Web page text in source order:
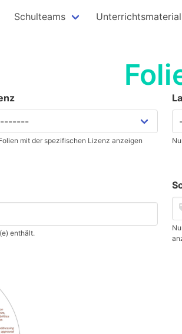
Schulteams
mit der spezifischen Lizenz anzeigen
enthält.